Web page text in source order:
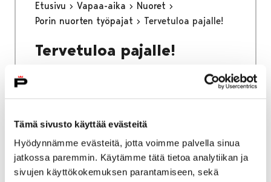
Tämä sivusto käyttää evästeitä
Hyödynnämme evästeitä, jotta voimme palvella sinua
jatkossa paremmin. Käytämme tätä tietoa analytiikan ja
sivujen käyttökokemuksen parantamiseen, sekä
Etusivu Vapaa-aika
Nuoret
Porin nuorten työpajat
Tervetuloa pajalle!
Tervetuloa pajalle!
Liikenne ja veneily
Liikenneväylien kunnossapito